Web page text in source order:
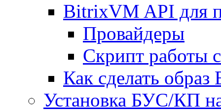
BitrixVM API для
Провайдеры
Скрипт работы
Как сделать
Установка БУС/КП